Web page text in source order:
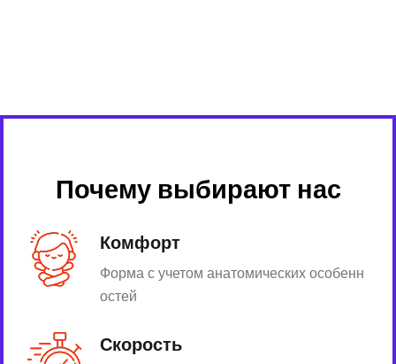
Почему выбирают нас
Комфорт
Форма с учетом анатомических особенн
остей
Скорость